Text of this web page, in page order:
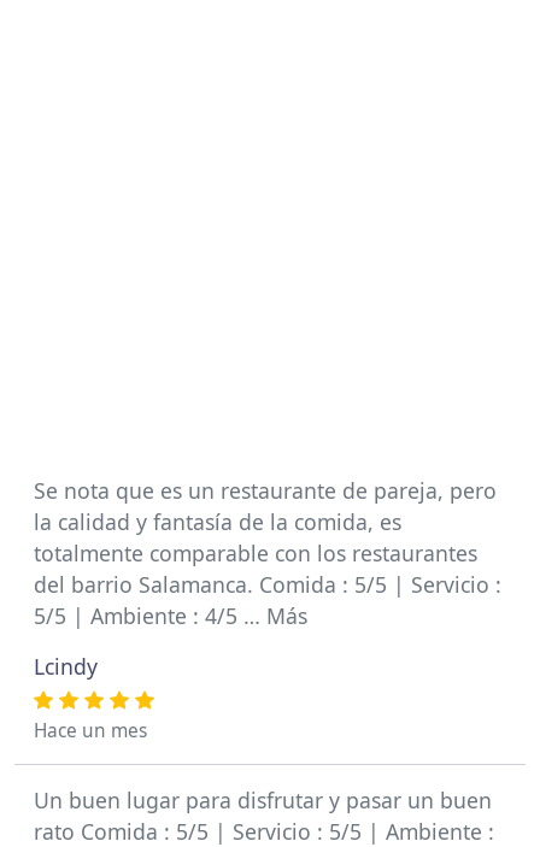
Se nota que es un restaurante de pareja, pero
la calidad y fantasía de la comida, es
totalmente comparable con los restaurantes
del barrio Salamanca. Comida : 5/5 | Servicio :
5/5 | Ambiente : 4/5 … Más
Lcindy
Hace un mes
Un buen lugar para disfrutar y pasar un buen
rato Comida : 5/5 | Servicio : 5/5 | Ambiente :